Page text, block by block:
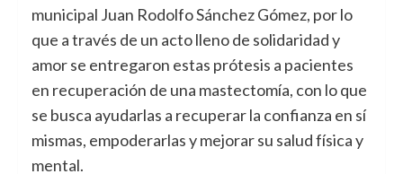
municipal Juan Rodolfo Sánchez Gómez, por lo
que a través de un acto lleno de solidaridad y
amor se entregaron estas prótesis a pacientes
en recuperación de una mastectomía, con lo que
se busca ayudarlas a recuperar la confianza en sí
mismas, empoderarlas y mejorar su salud física y
mental.